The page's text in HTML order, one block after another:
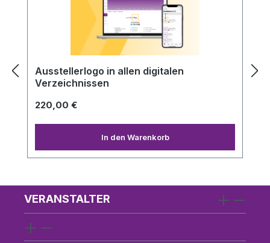
Ausstellerlogo in allen digitalen
Verzeichnissen
220,00 €
In den Warenkorb
VERANSTALTER